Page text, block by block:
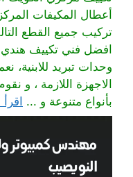
أعطال المكيفات
تركيب جميع القطع
افضل فني تكييف هندي
وحدات تبريد للابنية،
الاجهزة اللازمة ، و
بأنواع متنوعة و ... اقرأ